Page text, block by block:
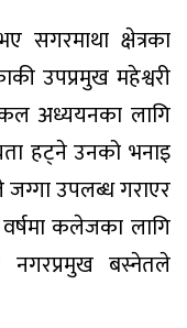
सगरमाथा क्षेत्रका
उपप्रमुख महेश्वरी
अध्ययनका लागि
हट्ने उनको भनाइ
जग्गा उपलब्ध गराएर
कलेजका लागि
नगरप्रमुख बस्नेतले